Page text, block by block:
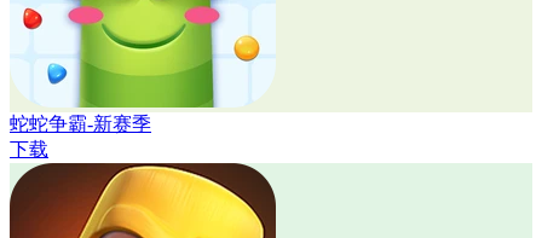
蛇蛇争霸-新赛季
下载